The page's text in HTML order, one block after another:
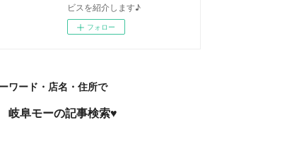
ビスを紹介します♪
フォロー
ワード・店名・住所で
阜モーの記事検索♥